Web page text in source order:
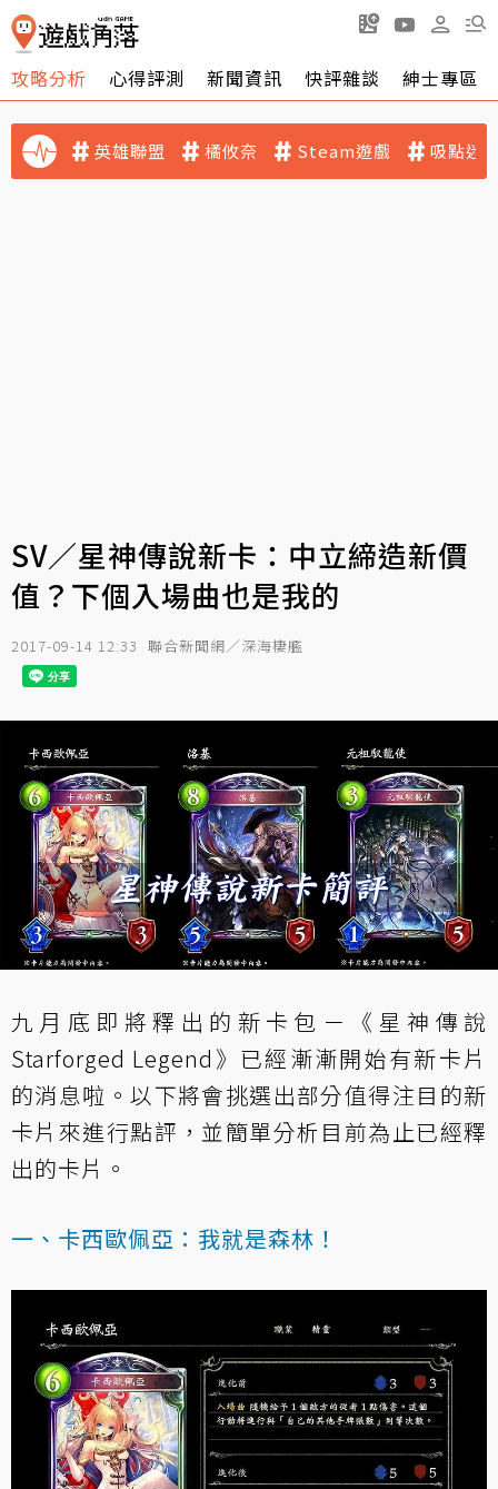
攻略分析 心得評測 新聞資訊 快評雜談 紳士專區
英雄聯盟 橘攸奈 Steam遊戲 吸點迷
SV／星神傳說新卡：中立締造新價
值？下個入場曲也是我的
2017-09-14 12:33 聯合新聞網／深海棲艦
九月底即將釋出的新卡包－《星神傳說
Starforged Legend》已經漸漸開始有新卡片
的消息啦。以下將會挑選出部分值得注目的新
卡片來進行點評，並簡單分析目前為止已經釋
出的卡片。
一、卡西歐佩亞：我就是森林！